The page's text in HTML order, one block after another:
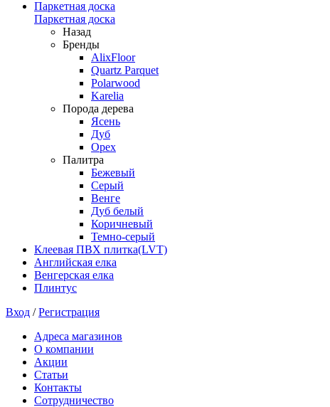
Паркетная доска
Паркетная доска
Назад
Бренды
AlixFloor
Quartz Parquet
Polarwood
Karelia
Порода дерева
Ясень
Дуб
Орех
Палитра
Бежевый
Серый
Венге
Дуб белый
Коричневый
Темно-серый
Клеевая ПВХ плитка(LVT)
Английская елка
Венгерская елка
Плинтус
Вход /Регистрация
Адреса магазинов
О компании
Акции
Статьи
Контакты
Сотрудничество